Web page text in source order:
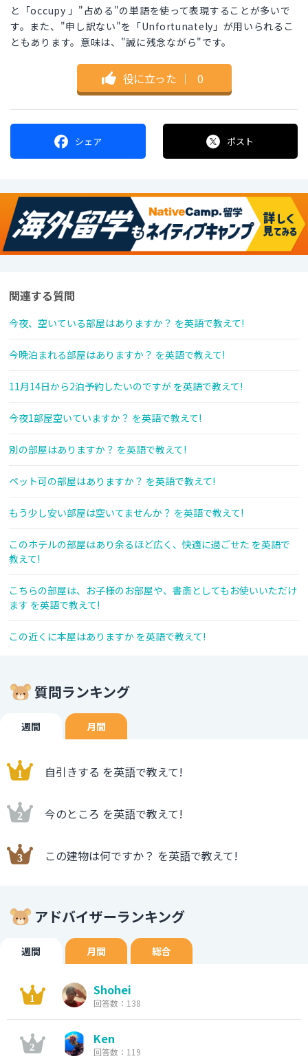
と「occupy 」"占める"の単語を使って表現することが多いで
す。また、"申し訳ない"を「Unfortunately」が用いられるこ
ともあります。意味は、"誠に残念ながら"です。
役に立った ｜ 0
シェア ポスト
関連する質問
今夜、空いている部屋はありますか？ を英語で教えて!
今晩泊まれる部屋はありますか？ を英語で教えて!
11月14日から2泊予約したいのですが を英語で教えて!
今夜1部屋空いていますか？ を英語で教えて!
別の部屋はありますか？ を英語で教えて!
ペット可の部屋はありますか？ を英語で教えて!
もう少し安い部屋は空いてませんか？ を英語で教えて!
このホテルの部屋はあり余るほど広く、快適に過ごせた を英語で
教えて!
こちらの部屋は、お子様のお部屋や、書斎としてもお使いいただけ
ます を英語で教えて!
この近くに本屋はありますか を英語で教えて!
質問ランキング
週間 月間
自引きする を英語で教えて!
今のところ を英語で教えて!
この建物は何ですか？ を英語で教えて!
アドバイザーランキング
週間 月間 総合
Shohei
回答数：138
Ken
回答数：119